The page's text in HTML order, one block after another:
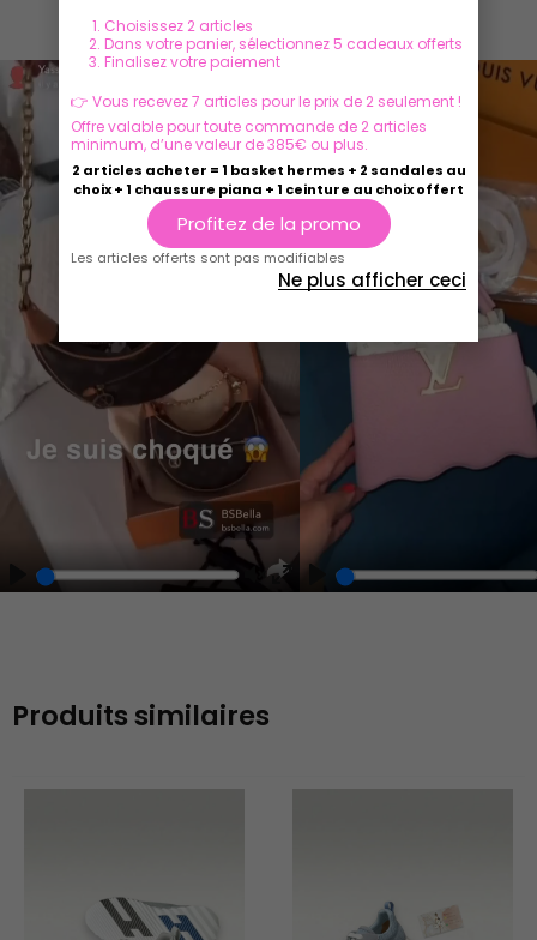
Play Unmute
Enter
Play
Produits similaires
Choisissez 2 articles
Dans votre panier, sélectionnez 5 cadeaux offerts
Finalisez votre paiement
👉 Vous recevez 7 articles pour le prix de 2 seulement !
Offre valable pour toute commande de 2 articles
minimum, d’une valeur de 385€ ou plus.
2 articles acheter = 1 basket hermes + 2 sandales au
choix + 1 chaussure piana + 1 ceinture au choix offert
Profitez de la promo
Les articles offerts sont pas modifiables
Ne plus afficher ceci